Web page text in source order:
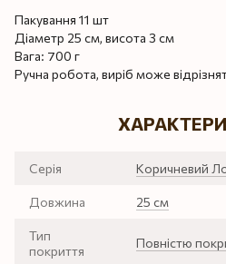
Пакування 11 шт
Діаметр 25 см, висота 3 см
Вага: 700 г
Ручна робота, виріб може
Серія Коричневий
Довжина 25 см
Тип
покриття
Повністю